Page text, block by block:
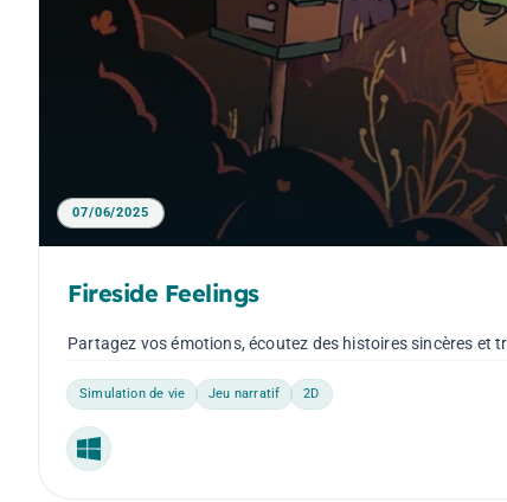
07/06/2025
Fireside Feelings
Partagez vos émotions, écoutez des histoires sincères et
Simulation de vie Jeu narratif 2D
Windows